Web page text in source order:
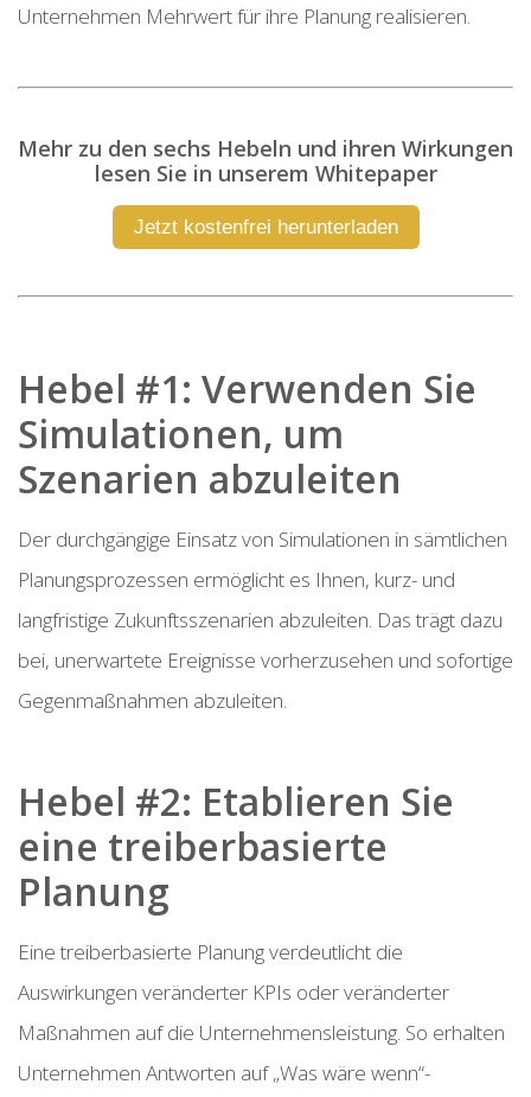
Unternehmen Mehrwert für ihre Planung realisieren.
Mehr zu den sechs Hebeln und ihren Wirkungen
lesen Sie in unserem Whitepaper
Jetzt kostenfrei herunterladen
Hebel #1: Verwenden Sie
Simulationen, um
Szenarien abzuleiten
Der durchgängige Einsatz von Simulationen in sämtlichen
Planungsprozessen ermöglicht es Ihnen, kurz- und
langfristige Zukunftsszenarien abzuleiten. Das trägt dazu
bei, unerwartete Ereignisse vorherzusehen und sofortige
Gegenmaßnahmen abzuleiten.
Hebel #2: Etablieren Sie
eine treiberbasierte
Planung
Eine treiberbasierte Planung verdeutlicht die
Auswirkungen veränderter KPIs oder veränderter
Maßnahmen auf die Unternehmensleistung. So erhalten
Unternehmen Antworten auf „Was wäre wenn“-